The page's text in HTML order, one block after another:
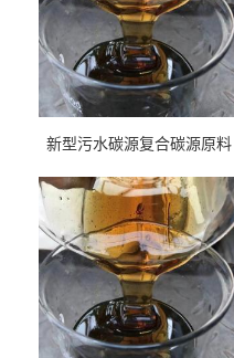
新型污水碳源复合碳源原料